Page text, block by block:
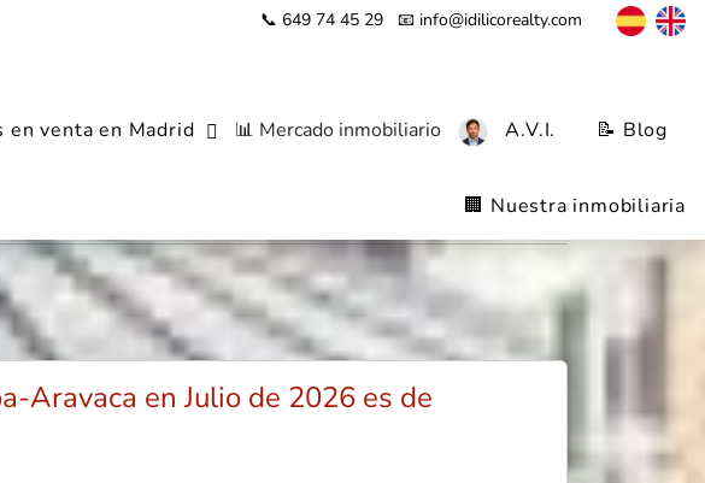
📞 649 74 45 29 📧 info@idilicorealty.com
venta en Madrid 📊 Mercado inmobiliario A.V.I. 📝 Blog
🏢 Nuestra inmobiliaria
Madrid Capital
Aravaca en Julio de 2026 es de